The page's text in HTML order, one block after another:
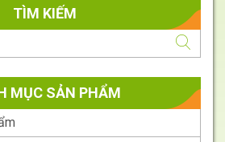
TÌM KIẾM
MỤC SẢN PHẨM